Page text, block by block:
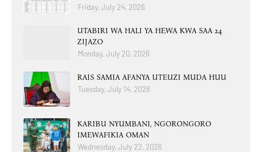
Friday, July 24, 2026
UTABIRI WA HALI YA HEWA KWA SAA 24
ZIJAZO
Monday, July 20, 2026
RAIS SAMIA AFANYA UTEUZI MUDA HUU
Tuesday, July 14, 2026
KARIBU NYUMBANI, NGORONGORO
IMEWAFIKIA OMAN
Wednesday, July 22, 2026